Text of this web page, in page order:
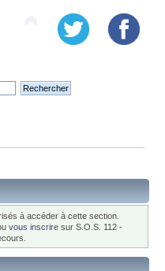
à accéder à cette section.
vous inscrire sur S.O.S. 112 -